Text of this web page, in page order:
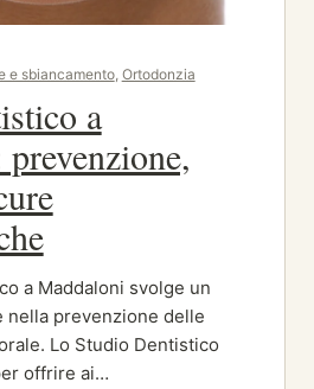
e sbiancamento, Ortodonzia
a
a Maddaloni svolge un
nella prevenzione delle
Lo Studio Dentistico
offrire ai…